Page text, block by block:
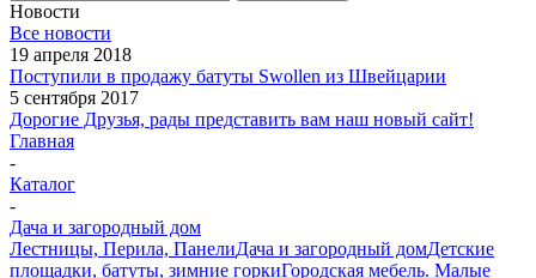
Новости
Все новости
19 апреля 2018
Поступили в продажу батуты Swollen из Швейцарии
5 сентября 2017
Дорогие Друзья, рады представить вам наш новый сайт!
Главная
-
Каталог
-
Дача и загородный дом
Лестницы, Перила, ПанелиДача и загородный домДетские
площадки, батуты, зимние горкиГородская мебель. Малые